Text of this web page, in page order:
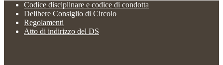
Codice disciplinare e codice di condotta
Delibere Consiglio di Circolo
Regolamenti
Atto di indirizzo del DS